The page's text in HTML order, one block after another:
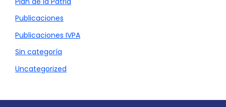
Publicaciones
Publicaciones IVPA
Sin categoría
Uncategorized